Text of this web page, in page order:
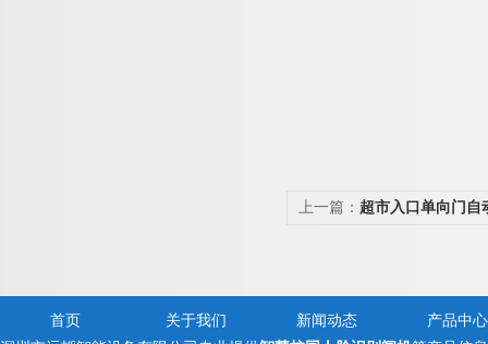
上一篇： 超市入口单向门自
首页 关于我们 新闻动态
产品中心